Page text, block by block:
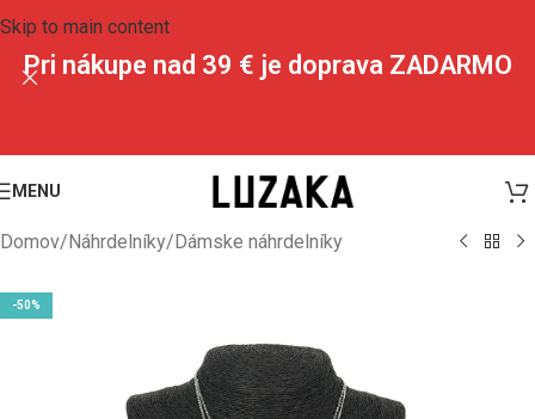
Skip to main content
Pri nákupe nad 39 € je doprava ZADARMO
MENU
Domov/Náhrdelníky/Dámske náhrdelníky
-50%